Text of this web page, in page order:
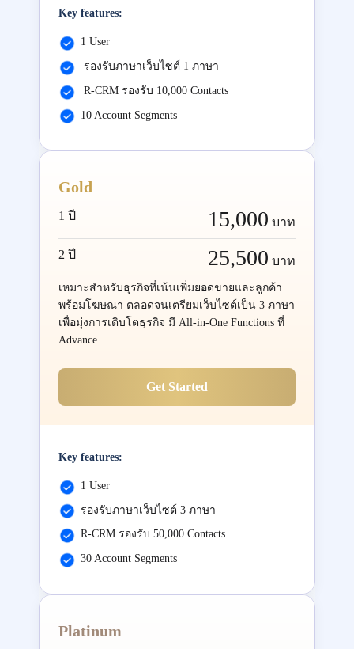
Key features:
1 User
รองรับภาษาเว็บไซต์ 1 ภาษา
R-CRM รองรับ 10,000 Contacts
10 Account Segments
Gold
1 ปี 15,000 บาท
2 ปี 25,500 บาท
เหมาะสำหรับธุรกิจที่เน้นเพิ่มยอดขายและลูกค้า
พร้อมโฆษณา ตลอดจนเตรียมเว็บไซต์เป็น 3 ภาษา
เพื่อมุ่งการเติบโตธุรกิจ มี All-in-One Functions ที่
Advance
Get Started
Key features:
1 User
รองรับภาษาเว็บไซต์ 3 ภาษา
R-CRM รองรับ 50,000 Contacts
30 Account Segments
Platinum